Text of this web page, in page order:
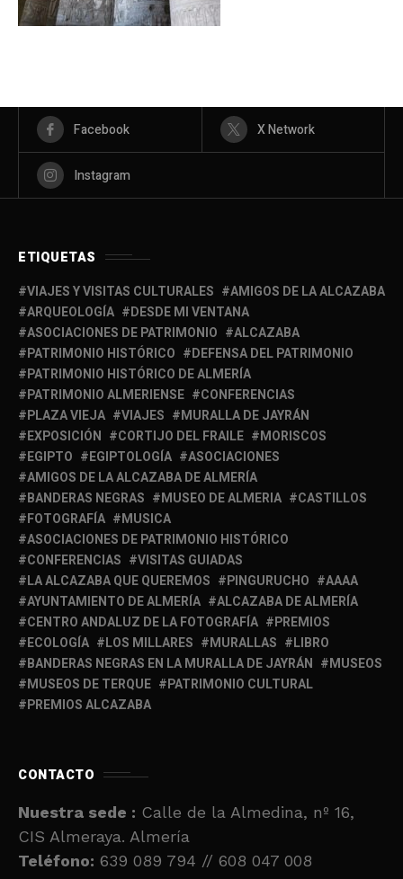
Facebook X Network
Instagram
ETIQUETAS
VIAJES Y VISITAS CULTURALES
AMIGOS DE LA ALCAZABA
ARQUEOLOGÍA
DESDE MI VENTANA
ASOCIACIONES DE PATRIMONIO
ALCAZABA
PATRIMONIO HISTÓRICO
DEFENSA DEL PATRIMONIO
PATRIMONIO HISTÓRICO DE ALMERÍA
PATRIMONIO ALMERIENSE
CONFERENCIAS
PLAZA VIEJA
VIAJES
MURALLA DE JAYRÁN
EXPOSICIÓN
CORTIJO DEL FRAILE
MORISCOS
EGIPTO
EGIPTOLOGÍA
ASOCIACIONES
AMIGOS DE LA ALCAZABA DE ALMERÍA
BANDERAS NEGRAS
MUSEO DE ALMERIA
CASTILLOS
FOTOGRAFÍA
MUSICA
ASOCIACIONES DE PATRIMONIO HISTÓRICO
CONFERENCIAS
VISITAS GUIADAS
LA ALCAZABA QUE QUEREMOS
PINGURUCHO
AAAA
AYUNTAMIENTO DE ALMERÍA
ALCAZABA DE ALMERÍA
CENTRO ANDALUZ DE LA FOTOGRAFÍA
PREMIOS
ECOLOGÍA
LOS MILLARES MURALLAS
LIBRO
BANDERAS NEGRAS EN LA MURALLA DE JAYRÁN
MUSEOS
MUSEOS DE TERQUE
PATRIMONIO CULTURAL
PREMIOS ALCAZABA
CONTACTO
Nuestra sede : Calle de la Almedina, nº 16,
CIS Almeraya. Almería
Teléfono: 639 089 794 // 608 047 008